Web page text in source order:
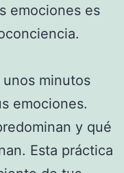
emociones es
unos minutos
emociones.
y qué
Esta práctica